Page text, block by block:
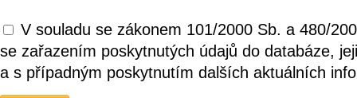
V souladu se zákonem 101/2000 Sb. a 480/
se zařazením poskytnutých údajů do databáze,
a s případným poskytnutím dalších aktuálních